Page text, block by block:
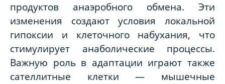
продуктов анаэробного обмена. Эти
изменения создают условия локальной
гипоксии и клеточного набухания, что
стимулирует анаболические процессы.
Важную роль в адаптации играют также
сателлитные клетки — мышечные